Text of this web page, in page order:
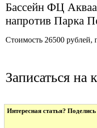
Бассейн ФЦ
напротив Парка
Стоимость 26500 рублей,
Записаться на
Интересная статья?